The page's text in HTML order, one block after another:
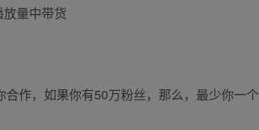
量中带货
作，如果你有50万粉丝，那么，最少你一个